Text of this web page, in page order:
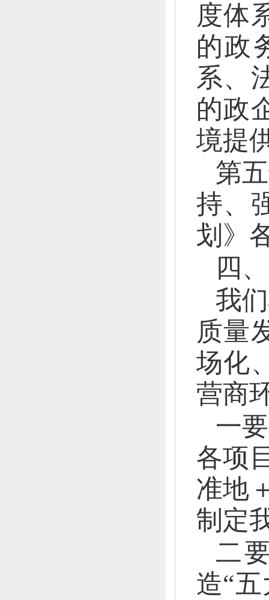
度体
的政
系、
的政
境提
第
持、
划》
四、
我
质量
场化
营商
一
各项
准地
制定
二
造“